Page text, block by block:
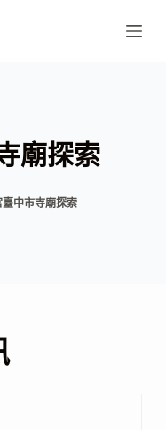
廟探索
臺中市寺廟探索